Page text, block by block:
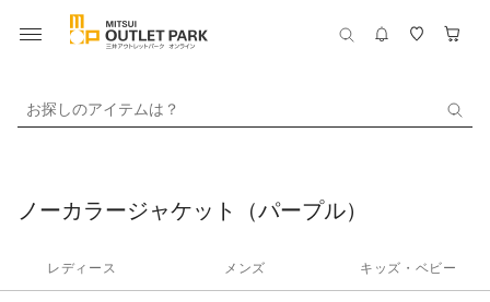
お探しのアイテムは？
ノーカラージャケット（パープル）
レディース メンズ キッズ・ベビー